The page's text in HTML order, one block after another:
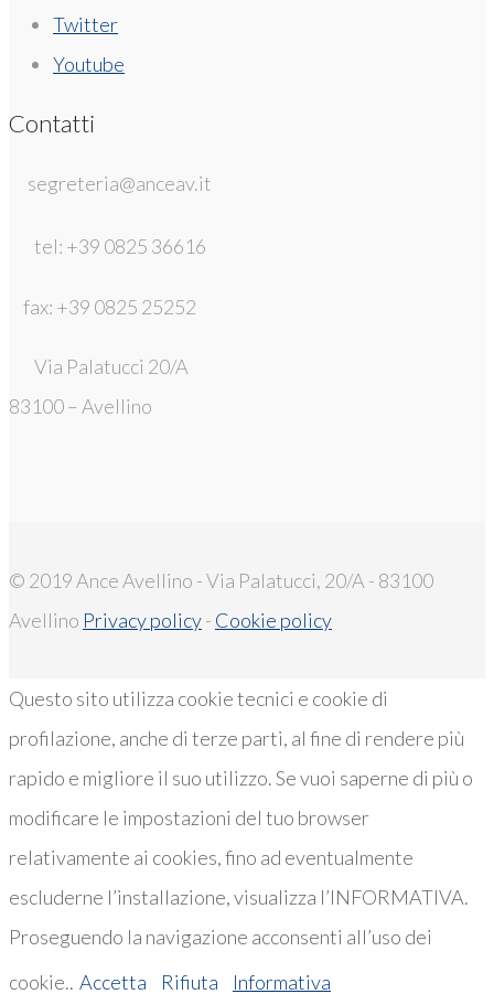
Twitter
Youtube
Contatti
segreteria@anceav.it
tel: +39 0825 36616
fax: +39 0825 25252
Via Palatucci 20/A
83100 – Avellino
© 2019 Ance Avellino - Via Palatucci, 20/A - 83100
Avellino Privacy policy- Cookie policy
Questo sito utilizza cookie tecnici e cookie di
profilazione, anche di terze parti, al fine di rendere più
rapido e migliore il suo utilizzo. Se vuoi saperne di più o
modificare le impostazioni del tuo browser
relativamente ai cookies, fino ad eventualmente
escluderne l’installazione, visualizza l’INFORMATIVA.
Proseguendo la navigazione acconsenti all’uso dei
cookie.. Accetta Rifiuta Informativa